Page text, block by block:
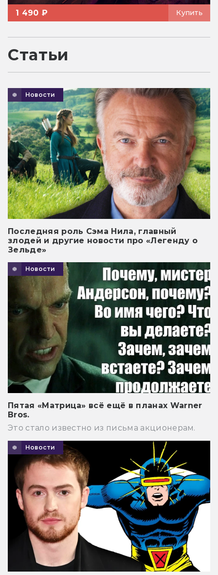
1 490 ₽ Купить
Статьи
Новости
Последняя роль Сэма Нила, главный
злодей и другие новости про «Легенду о
Зельде»
Новости
Пятая «Матрица» всё ещё в планах Warner
Bros.
Это стало известно из письма акционерам.
Новости